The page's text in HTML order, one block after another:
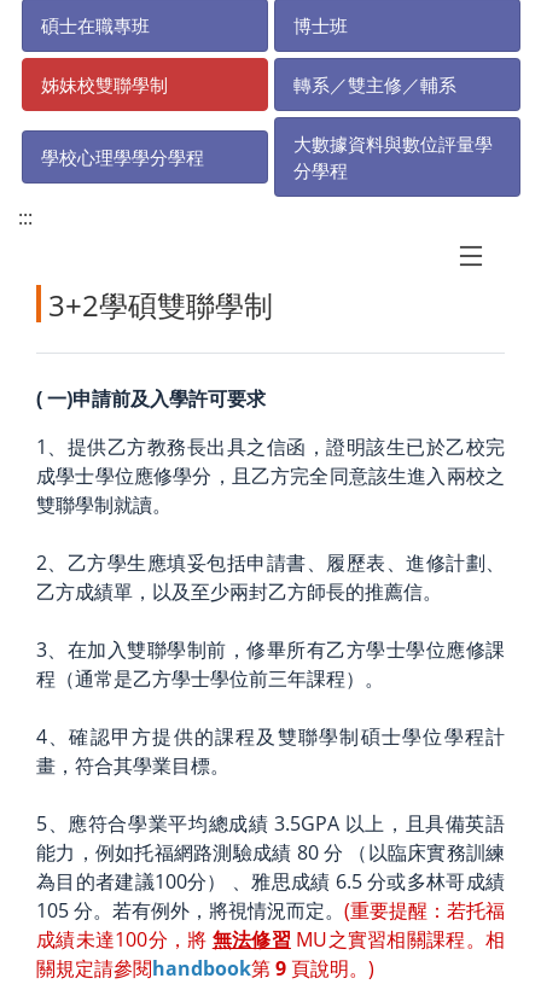
碩士在職專班 博士班
姊妹校雙聯學制 轉系／雙主修／輔系
學校心理學學分學程
大數據資料與數位評量學
分學程
:::
3+2學碩雙聯學制
(一)申請前及入學許可要求
1、提供乙方教務長出具之信函，證明該生已於乙校完
成學士學位應修學分，且乙方完全同意該生進入兩校之
雙聯學制就讀。
2、乙方學生應填妥包括申請書、履歷表、進修計劃、
乙方成績單，以及至少兩封乙方師長的推薦信。
3、在加入雙聯學制前，修畢所有乙方學士學位應修課
程（通常是乙方學士學位前三年課程）。
4、確認甲方提供的課程及雙聯學制碩士學位學程計
畫，符合其學業目標。
5、應符合學業平均總成績 3.5GPA 以上，且具備英語
能力，例如托福網路測驗成績 80 分 （以臨床實務訓練
為目的者建議100分） 、雅思成績 6.5 分或多林哥成績
105 分。若有例外，將視情況而定。 (重要提醒：若托福
成績未達100分，將 無法修習 MU之實習相關課程。相
關規定請參閱handbook第9 頁說明。)